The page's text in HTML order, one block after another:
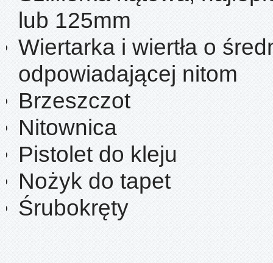
lub 125mm
Wiertarka i wiertła o
odpowiadającej nitom
Brzeszczot
Nitownica
Pistolet do kleju
Nożyk do tapet
Śrubokręty